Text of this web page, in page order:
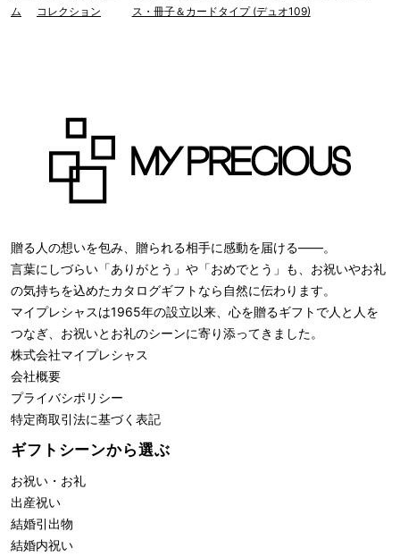
ム
コレクション
ス・冊子＆カードタイプ (デュオ109)
贈る人の想いを包み、贈られる相手に感動を届ける――。
言葉にしづらい「ありがとう」や「おめでとう」も、お祝いやお礼
の気持ちを込めたカタログギフトなら自然に伝わります。
マイプレシャスは1965年の設立以来、心を贈るギフトで人と人を
つなぎ、お祝いとお礼のシーンに寄り添ってきました。
株式会社マイプレシャス
会社概要
プライバシポリシー
特定商取引法に基づく表記
ギフトシーンから選ぶ
お祝い・お礼
出産祝い
結婚引出物
結婚内祝い